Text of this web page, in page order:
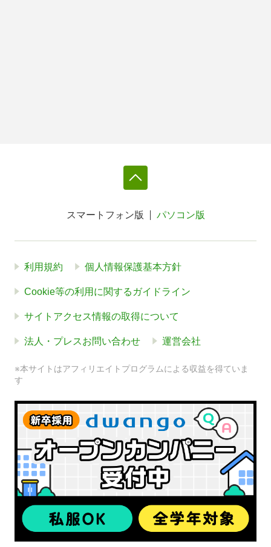
スマートフォン版 パソコン版
利用規約 個人情報保護基本方針
Cookie等の利用に関するガイドライン
サイトアクセス情報の取得について
法人・プレスお問い合わせ 運営会社
※本サイトはアフィリエイトプログラムによる収益を得ていま
す